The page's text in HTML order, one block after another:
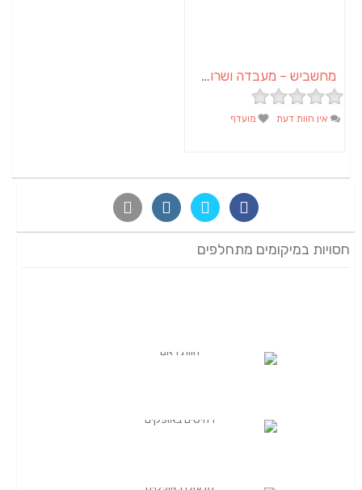
מחשביש – מעבדה ושרות למחשבים ורשתות באשכול ובדרום
אין חוות דעת מועדף
חסויות במיקומים מתחלפים